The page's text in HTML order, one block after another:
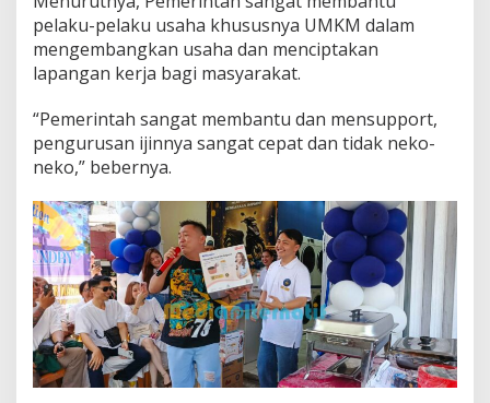
pelaku-pelaku usaha khususnya UMKM dalam
mengembangkan usaha dan menciptakan
lapangan kerja bagi masyarakat.
“Pemerintah sangat membantu dan mensupport,
pengurusan ijinnya sangat cepat dan tidak neko-
neko,” bebernya.